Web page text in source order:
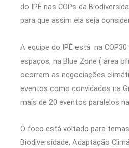
do IPÊ nas COPs da
para que assim ela seja
A equipe do IPÊ está na
espaços, na Blue Zone ( área
ocorrem as negociações
eventos como convidados na
mais de 20 eventos paralelos na
O foco está voltado para
Biodiversidade, Adaptação